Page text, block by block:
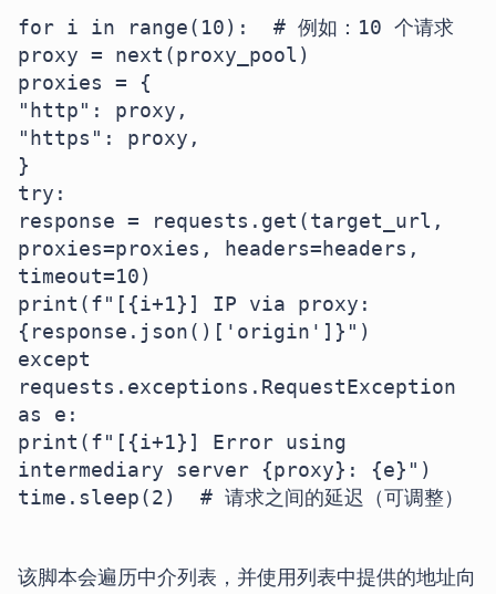
for i in range(10):  # 例如：10 个请求
proxy = next(proxy_pool)
proxies = {
"http": proxy,
"https": proxy,
}
try:
response = requests.get(target_url,
proxies=proxies, headers=headers,
timeout=10)
print(f"[{i+1}] IP via proxy:
{response.json()['origin']}")
except
requests.exceptions.RequestException
as e:
print(f"[{i+1}] Error using
intermediary server {proxy}: {e}")
time.sleep(2)  # 请求之间的延迟（可调整）
该脚本会遍历中介列表，并使用列表中提供的地址向